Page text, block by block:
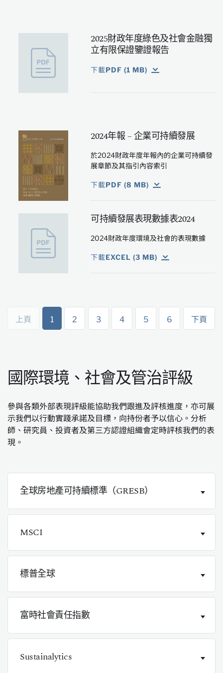
2025財政年度綠色及社會金融獨
立有限保證鑒證報告
下載PDF (1 MB)
2024年報 – 企業可持續發展
於2024財政年度年報內的企業可持續發
展章節及其指引內容索引
下載PDF (8 MB)
可持續發展表現數據表2024
2024財政年度環境及社會的表現數據
下載EXCEL (3 MB)
上頁 1 2 3 4 5 6 下頁
國際環境、社會及管治評級
參與各類外部表現評級能協助我們跟進及評核進度，亦可展
示我們以行動實踐承諾及目標，向持份者予以信心。分析
師、研究員、投資者及第三方認證組織會定時評核我們的表
現。
全球房地產可持續標準（GRESB）
MSCI
標普全球
富時社會責任指數
Sustainalytics